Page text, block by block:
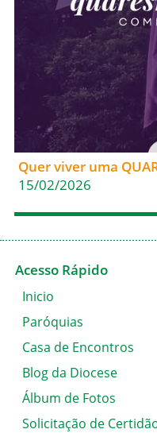
Quer viver uma
15/02/2026
Acesso Rápido
Inicio
Paróquias
Casa de Encontros
Blog da Diocese
Álbum de Fotos
Solicitação de